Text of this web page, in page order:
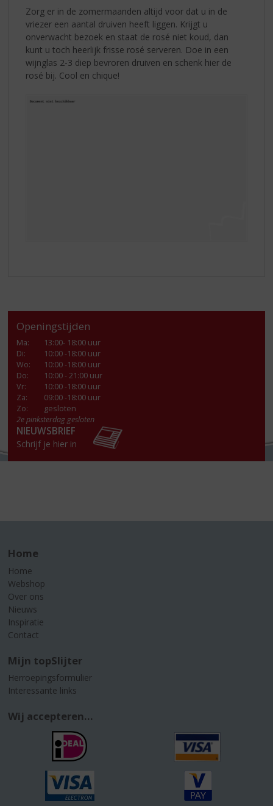
Zorg er in de zomermaanden altijd voor dat u in de
vriezer een aantal druiven heeft liggen. Krijgt u
onverwacht bezoek en staat de rosé niet koud, dan
kunt u toch heerlijk frisse rosé serveren. Doe in een
wijnglas 2-3 diep bevroren druiven en schenk hier de
rosé bij. Cool en chique!
Openingstijden
Ma:
13:00- 18:00 uur
Di:
10:00 -18:00 uur
Wo:
10:00 -18:00 uur
Do:
10:00 - 21:00 uur
Vr:
10:00 -18:00 uur
Za:
09:00 -18:00 uur
Zo:
gesloten
2e pinksterdag gesloten
NIEUWSBRIEF
Schrijf je hier in
Home
Home
Webshop
Over ons
Nieuws
Inspiratie
Contact
Mijn topSlijter
Herroepingsformulier
Interessante links
Wij accepteren...